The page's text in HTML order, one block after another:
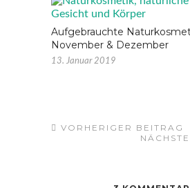
Aufgebrauchte
November & Dezember
13. Januar 2019
VORHERIGER BEITRAG